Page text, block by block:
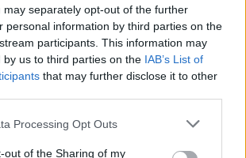
may separately opt-out of the further
personal information by third parties on the
participants. This information may
by us to third parties on the IAB’s List of
that may further disclose it to other
website/app uses one or more Google
visit or usage behaviour. You may click to
Processing Opt Outs
out of the Sharing of my
Piteå Elit,
IFK Mora SK,